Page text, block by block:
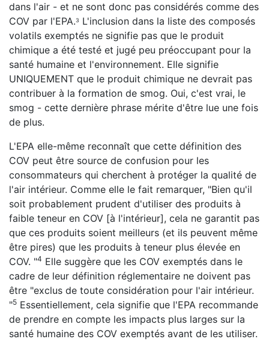
dans l'air - et ne sont donc pas considérés comme des
COV par l'EPA.3
L'inclusion dans la liste des composés
volatils exemptés ne signifie pas que le produit
chimique a été testé et jugé peu préoccupant pour la
santé humaine et l'environnement. Elle signifie
UNIQUEMENT que le produit chimique ne devrait pas
contribuer à la formation de smog. Oui, c'est vrai, le
smog - cette dernière phrase mérite d'être lue une fois
de plus.
L'EPA elle-même reconnaît que cette définition des
COV peut être source de confusion pour les
consommateurs qui cherchent à protéger la qualité de
l'air intérieur. Comme elle le fait remarquer, "Bien qu'il
soit probablement prudent d'utiliser des produits à
faible teneur en COV [à l'intérieur], cela ne garantit pas
que ces produits soient meilleurs (et ils peuvent même
être pires) que les produits à teneur plus élevée en
COV. "4 Elle suggère que les COV exemptés dans le
cadre de leur définition réglementaire ne doivent pas
être "exclus de toute considération pour l'air intérieur.
"5 Essentiellement, cela signifie que l'EPA recommande
de prendre en compte les impacts plus larges sur la
santé humaine des COV exemptés avant de les utiliser.